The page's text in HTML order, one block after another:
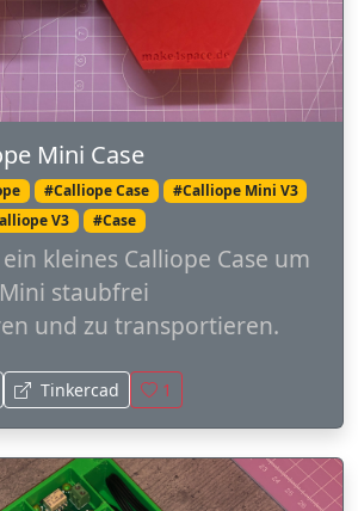
Mini Case
#Calliope Case
#Calliope Mini V3
V3 #Case
kleines Calliope Case um
staubfrei
und zu transportieren.
Tinkercad 1